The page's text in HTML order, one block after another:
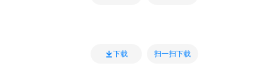
下载 扫一扫下载